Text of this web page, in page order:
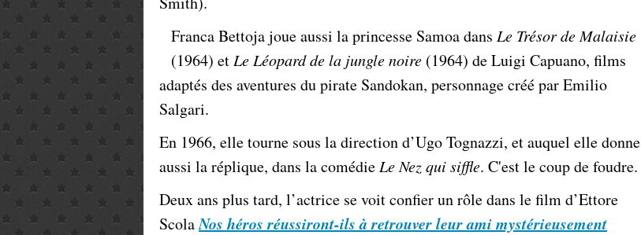
Franca Bettoja joue aussi la princesse Samoa dans Le Trésor de Malaisie
(1964) et Le Léopard de la jungle noire (1964) de Luigi Capuano, films
adaptés des aventures du pirate Sandokan, personnage créé par Emilio
Salgari.
En 1966, elle tourne sous la direction d’Ugo Tognazzi, et auquel elle donne
aussi la réplique, dans la comédie Le Nez qui siffle. C'est le coup de foudre.
Deux ans plus tard, l’actrice se voit confier un rôle dans le film d’Ettore
ScolaNos héros réussiront-ils à retrouver leur ami mystérieusement